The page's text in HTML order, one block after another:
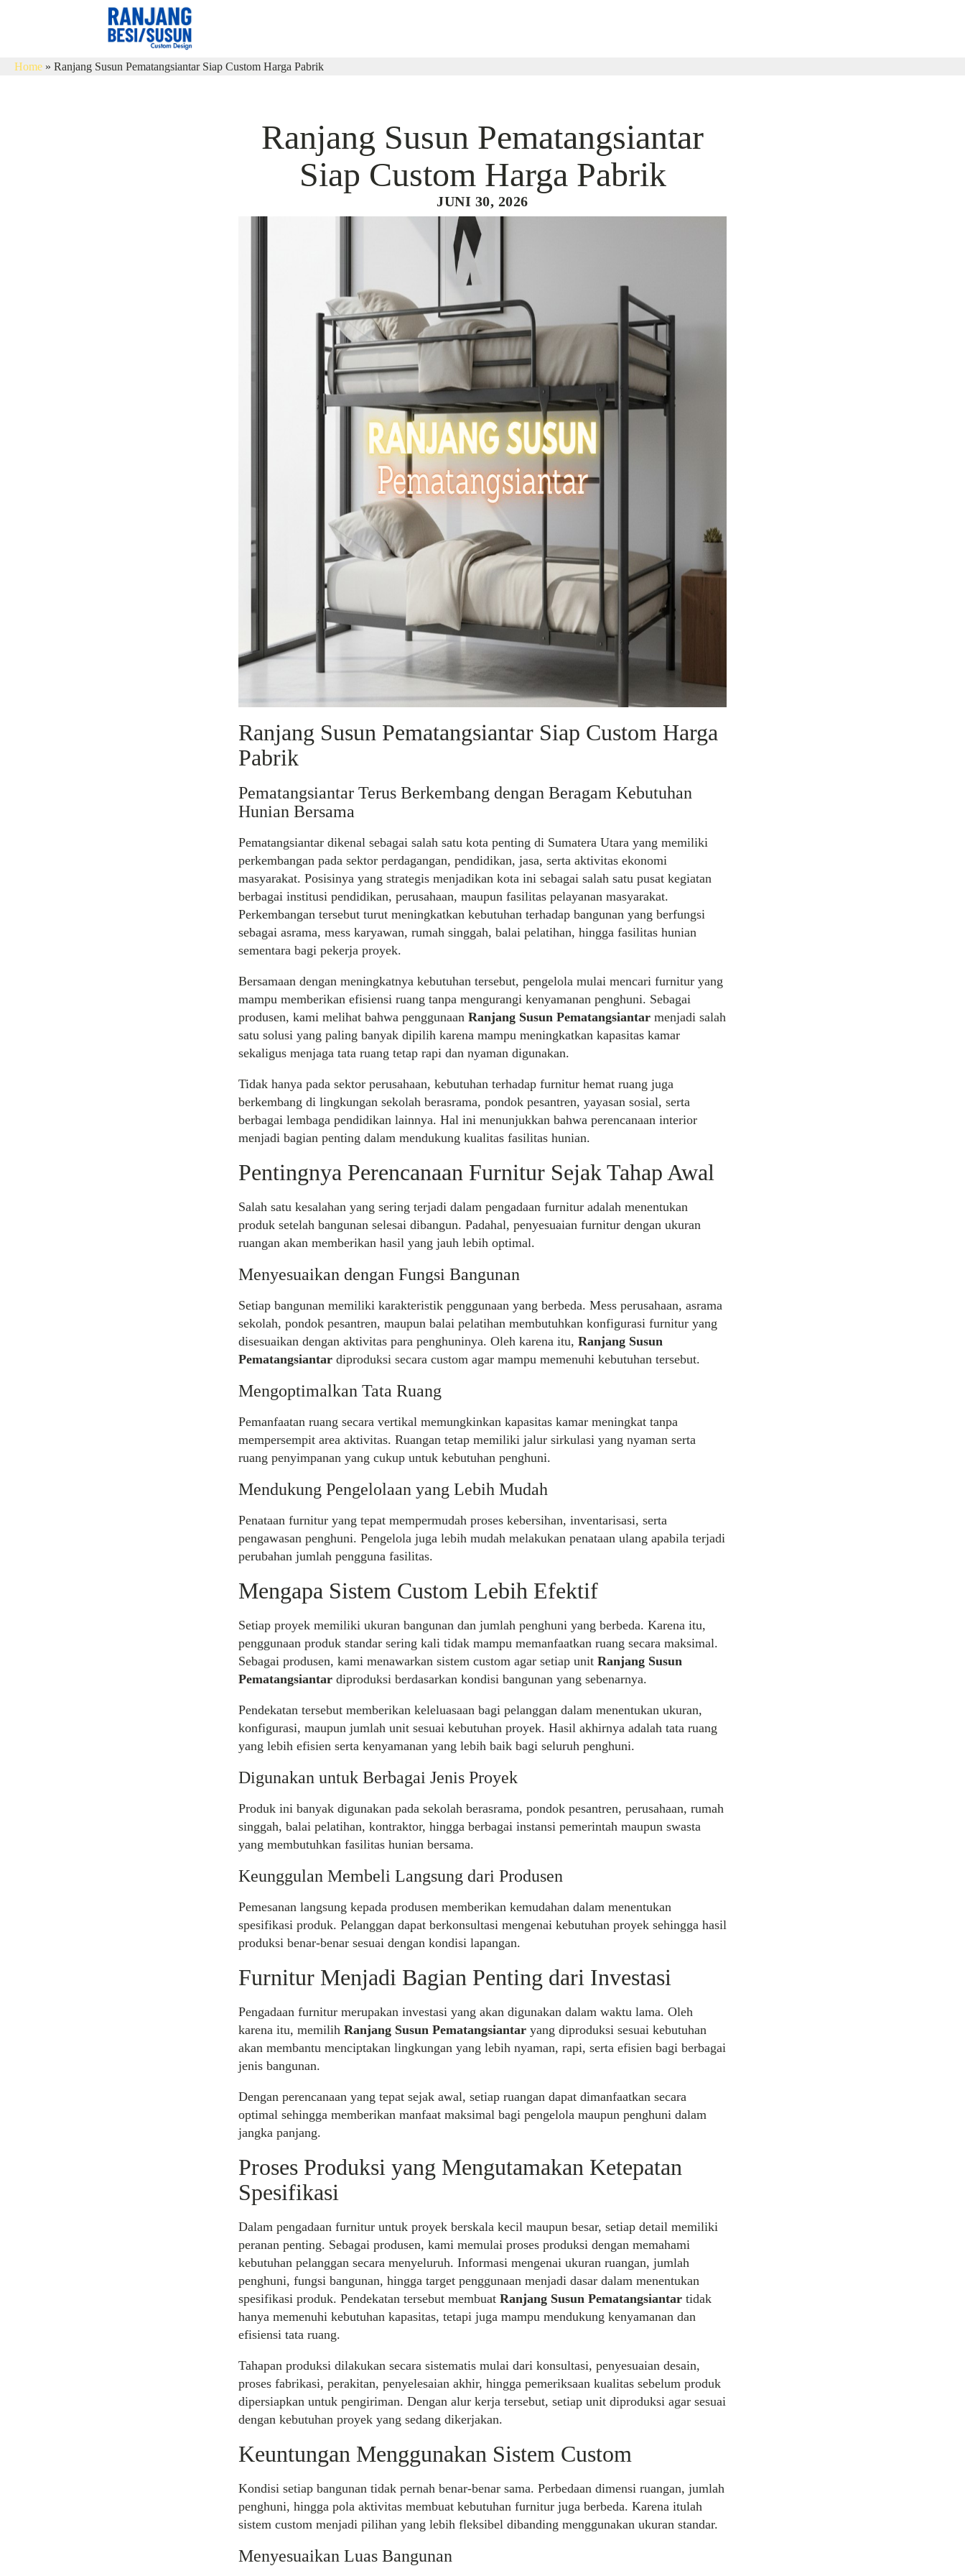
Home » Ranjang Susun Pematangsiantar Siap Custom Harga Pabrik
Ranjang Susun Pematangsiantar
Siap Custom Harga Pabrik
JUNI 30, 2026
Ranjang Susun Pematangsiantar Siap Custom Harga
Pabrik
Pematangsiantar Terus Berkembang dengan Beragam Kebutuhan
Hunian Bersama
Pematangsiantar dikenal sebagai salah satu kota penting di Sumatera Utara yang memiliki
perkembangan pada sektor perdagangan, pendidikan, jasa, serta aktivitas ekonomi
masyarakat. Posisinya yang strategis menjadikan kota ini sebagai salah satu pusat kegiatan
berbagai institusi pendidikan, perusahaan, maupun fasilitas pelayanan masyarakat.
Perkembangan tersebut turut meningkatkan kebutuhan terhadap bangunan yang berfungsi
sebagai asrama, mess karyawan, rumah singgah, balai pelatihan, hingga fasilitas hunian
sementara bagi pekerja proyek.
Bersamaan dengan meningkatnya kebutuhan tersebut, pengelola mulai mencari furnitur yang
mampu memberikan efisiensi ruang tanpa mengurangi kenyamanan penghuni. Sebagai
produsen, kami melihat bahwa penggunaan Ranjang Susun Pematangsiantar menjadi salah
satu solusi yang paling banyak dipilih karena mampu meningkatkan kapasitas kamar
sekaligus menjaga tata ruang tetap rapi dan nyaman digunakan.
Tidak hanya pada sektor perusahaan, kebutuhan terhadap furnitur hemat ruang juga
berkembang di lingkungan sekolah berasrama, pondok pesantren, yayasan sosial, serta
berbagai lembaga pendidikan lainnya. Hal ini menunjukkan bahwa perencanaan interior
menjadi bagian penting dalam mendukung kualitas fasilitas hunian.
Pentingnya Perencanaan Furnitur Sejak Tahap Awal
Salah satu kesalahan yang sering terjadi dalam pengadaan furnitur adalah menentukan
produk setelah bangunan selesai dibangun. Padahal, penyesuaian furnitur dengan ukuran
ruangan akan memberikan hasil yang jauh lebih optimal.
Menyesuaikan dengan Fungsi Bangunan
Setiap bangunan memiliki karakteristik penggunaan yang berbeda. Mess perusahaan, asrama
sekolah, pondok pesantren, maupun balai pelatihan membutuhkan konfigurasi furnitur yang
disesuaikan dengan aktivitas para penghuninya. Oleh karena itu, Ranjang Susun
Pematangsiantar diproduksi secara custom agar mampu memenuhi kebutuhan tersebut.
Mengoptimalkan Tata Ruang
Pemanfaatan ruang secara vertikal memungkinkan kapasitas kamar meningkat tanpa
mempersempit area aktivitas. Ruangan tetap memiliki jalur sirkulasi yang nyaman serta
ruang penyimpanan yang cukup untuk kebutuhan penghuni.
Mendukung Pengelolaan yang Lebih Mudah
Penataan furnitur yang tepat mempermudah proses kebersihan, inventarisasi, serta
pengawasan penghuni. Pengelola juga lebih mudah melakukan penataan ulang apabila terjadi
perubahan jumlah pengguna fasilitas.
Mengapa Sistem Custom Lebih Efektif
Setiap proyek memiliki ukuran bangunan dan jumlah penghuni yang berbeda. Karena itu,
penggunaan produk standar sering kali tidak mampu memanfaatkan ruang secara maksimal.
Sebagai produsen, kami menawarkan sistem custom agar setiap unit Ranjang Susun
Pematangsiantar diproduksi berdasarkan kondisi bangunan yang sebenarnya.
Pendekatan tersebut memberikan keleluasaan bagi pelanggan dalam menentukan ukuran,
konfigurasi, maupun jumlah unit sesuai kebutuhan proyek. Hasil akhirnya adalah tata ruang
yang lebih efisien serta kenyamanan yang lebih baik bagi seluruh penghuni.
Digunakan untuk Berbagai Jenis Proyek
Produk ini banyak digunakan pada sekolah berasrama, pondok pesantren, perusahaan, rumah
singgah, balai pelatihan, kontraktor, hingga berbagai instansi pemerintah maupun swasta
yang membutuhkan fasilitas hunian bersama.
Keunggulan Membeli Langsung dari Produsen
Pemesanan langsung kepada produsen memberikan kemudahan dalam menentukan
spesifikasi produk. Pelanggan dapat berkonsultasi mengenai kebutuhan proyek sehingga hasil
produksi benar-benar sesuai dengan kondisi lapangan.
Furnitur Menjadi Bagian Penting dari Investasi
Pengadaan furnitur merupakan investasi yang akan digunakan dalam waktu lama. Oleh
karena itu, memilih Ranjang Susun Pematangsiantar yang diproduksi sesuai kebutuhan
akan membantu menciptakan lingkungan yang lebih nyaman, rapi, serta efisien bagi berbagai
jenis bangunan.
Dengan perencanaan yang tepat sejak awal, setiap ruangan dapat dimanfaatkan secara
optimal sehingga memberikan manfaat maksimal bagi pengelola maupun penghuni dalam
jangka panjang.
Proses Produksi yang Mengutamakan Ketepatan
Spesifikasi
Dalam pengadaan furnitur untuk proyek berskala kecil maupun besar, setiap detail memiliki
peranan penting. Sebagai produsen, kami memulai proses produksi dengan memahami
kebutuhan pelanggan secara menyeluruh. Informasi mengenai ukuran ruangan, jumlah
penghuni, fungsi bangunan, hingga target penggunaan menjadi dasar dalam menentukan
spesifikasi produk. Pendekatan tersebut membuat Ranjang Susun Pematangsiantar tidak
hanya memenuhi kebutuhan kapasitas, tetapi juga mampu mendukung kenyamanan dan
efisiensi tata ruang.
Tahapan produksi dilakukan secara sistematis mulai dari konsultasi, penyesuaian desain,
proses fabrikasi, perakitan, penyelesaian akhir, hingga pemeriksaan kualitas sebelum produk
dipersiapkan untuk pengiriman. Dengan alur kerja tersebut, setiap unit diproduksi agar sesuai
dengan kebutuhan proyek yang sedang dikerjakan.
Keuntungan Menggunakan Sistem Custom
Kondisi setiap bangunan tidak pernah benar-benar sama. Perbedaan dimensi ruangan, jumlah
penghuni, hingga pola aktivitas membuat kebutuhan furnitur juga berbeda. Karena itulah
sistem custom menjadi pilihan yang lebih fleksibel dibanding menggunakan ukuran standar.
Menyesuaikan Luas Bangunan